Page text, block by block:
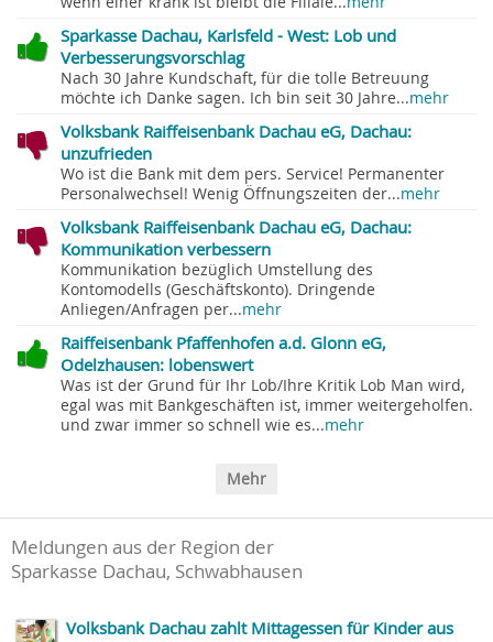
Sparkasse Dachau, Karlsfeld - West: Lob und
Verbesserungsvorschlag
Nach 30 Jahre Kundschaft, für die tolle Betreuung
möchte ich Danke sagen. Ich bin seit 30 Jahre...mehr
Volksbank Raiffeisenbank Dachau eG, Dachau:
unzufrieden
Wo ist die Bank mit dem pers. Service! Permanenter
Personalwechsel! Wenig Öffnungszeiten der...mehr
Volksbank Raiffeisenbank Dachau eG, Dachau:
Kommunikation verbessern
Kommunikation bezüglich Umstellung des
Kontomodells (Geschäftskonto). Dringende
Anliegen/Anfragen per...mehr
Raiffeisenbank Pfaffenhofen a.d. Glonn eG,
Odelzhausen: lobenswert
Was ist der Grund für Ihr Lob/Ihre Kritik Lob Man wird,
egal was mit Bankgeschäften ist, immer weitergeholfen.
und zwar immer so schnell wie es...mehr
Mehr
Meldungen aus der Region der
Sparkasse Dachau, Schwabhausen
Volksbank Dachau zahlt Mittagessen für Kinder aus